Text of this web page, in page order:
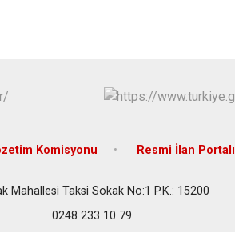
Komisyonu Resmi İlan Portalı
Mahallesi Taksi Sokak No:1 P.K.: 15200
0248 233 10 79